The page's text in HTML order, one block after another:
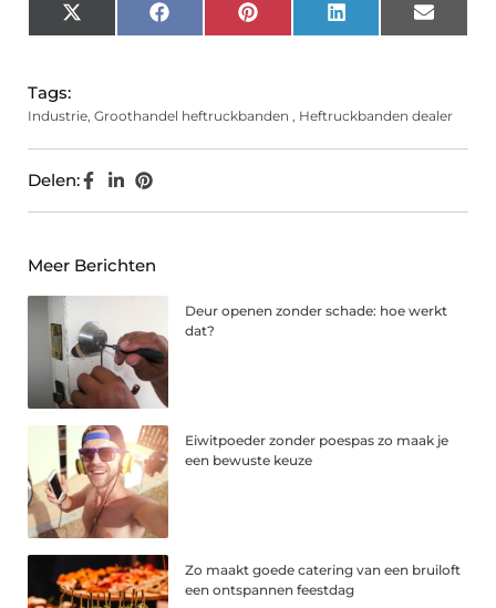
X
(Twitter)
FacebookPinterest LinkedIn Email
Tags:
Industrie, Groothandel heftruckbanden , Heftruckbanden dealer
Delen:
Meer Berichten
Deur openen zonder schade: hoe werkt
dat?
Eiwitpoeder zonder poespas zo maak je
een bewuste keuze
Zo maakt goede catering van een bruiloft
een ontspannen feestdag